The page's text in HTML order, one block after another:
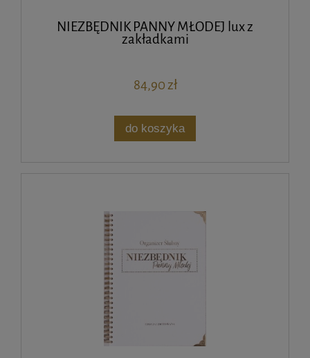
NIEZBĘDNIK PANNY MŁODEJ lux z
zakładkami
84,90 zł
do koszyka